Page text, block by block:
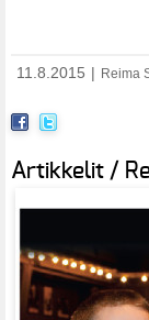
11.8.2015 Reima
Artikkelit /